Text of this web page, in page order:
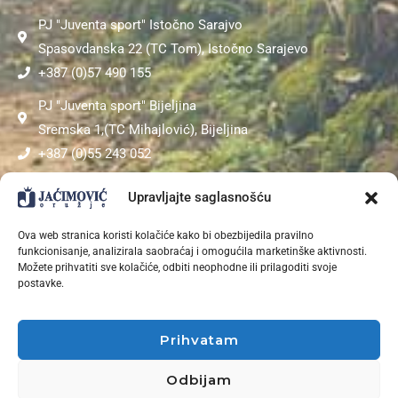
Upravljajte saglasnošću
Ova web stranica koristi kolačiće kako bi obezbijedila pravilno
funkcionisanje, analizirala saobraćaj i omogućila marketinške aktivnosti.
Možete prihvatiti sve kolačiće, odbiti neophodne ili prilagoditi svoje
postavke.
Prihvatam
Odbijam
PJ "Juventa sport" Istočno Sarajvo
Spasovdanska 22 (TC Tom), Istočno Sarajevo
+387 (0)57 490 155
PJ "Juventa sport" Bijeljina
Sremska 1,(TC Mihajlović), Bijeljina
+387 (0)55 243 052
PJ "Sokol"
+387 (0)36 311 453
TE SPO